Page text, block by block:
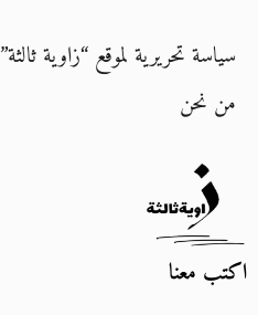
سياسة تحريرية لموقع “زاوية ثالثة”
من نحن
اكتب معنا